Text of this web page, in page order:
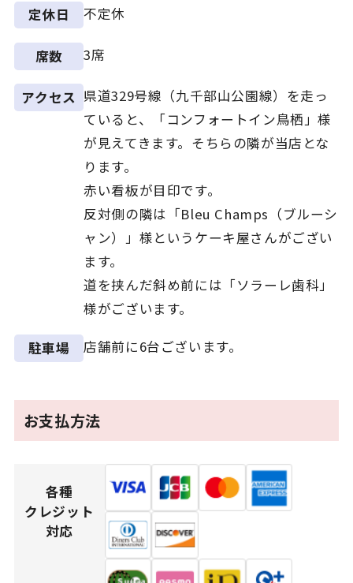
定休日 不定休
席数 3席
アクセス 県道329号線（九千部山公園線）を走っ
ていると、「コンフォートイン鳥栖」様
が見えてきます。そちらの隣が当店とな
ります。
赤い看板が目印です。
反対側の隣は「Bleu Champs（ブルーシ
ャン）」様というケーキ屋さんがござい
ます。
道を挟んだ斜め前には「ソラーレ歯科」
様がございます。
駐車場 店舗前に6台ございます。
お支払方法
各種
クレジット
対応